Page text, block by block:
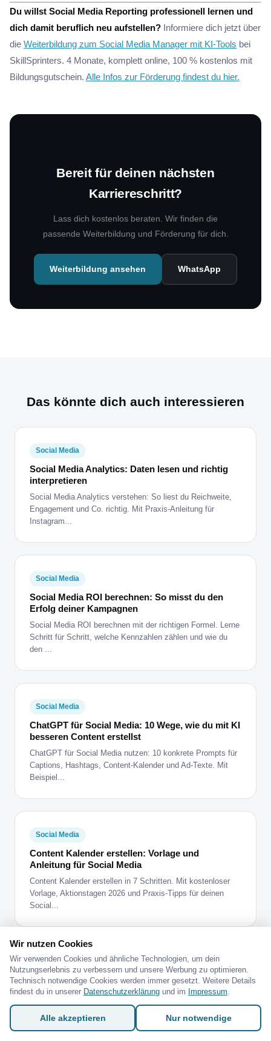
Du willst Social Media Reporting professionell lernen und
dich damit beruflich neu aufstellen? Informiere dich jetzt über
die Weiterbildung zum Social Media Manager mit KI-Tools bei
SkillSprinters. 4 Monate, komplett online, 100 % kostenlos mit
Bildungsgutschein. Alle Infos zur Förderung findest du hier.
Bereit für deinen nächsten
Karriereschritt?
Lass dich kostenlos beraten. Wir finden die
passende Weiterbildung und Förderung für dich.
Weiterbildung ansehen WhatsApp
Das könnte dich auch interessieren
Social Media
Social Media Analytics: Daten lesen und richtig
interpretieren
Social Media Analytics verstehen: So liest du Reichweite,
Engagement und Co. richtig. Mit Praxis-Anleitung für
Instagram...
Social Media
Social Media ROI berechnen: So misst du den
Erfolg deiner Kampagnen
Social Media ROI berechnen mit der richtigen Formel. Lerne
Schritt für Schritt, welche Kennzahlen zählen und wie du
den ...
Social Media
ChatGPT für Social Media: 10 Wege, wie du mit KI
besseren Content erstellst
ChatGPT für Social Media nutzen: 10 konkrete Prompts für
Captions, Hashtags, Content-Kalender und Ad-Texte. Mit
Beispiel...
Social Media
Content Kalender erstellen: Vorlage und
Anleitung für Social Media
Content Kalender erstellen in 7 Schritten. Mit kostenloser
Vorlage, Aktionstagen 2026 und Praxis-Tipps für deinen
Social...
Social Media
Canva für Social Media: Der komplette Guide für
Anfänger
Canva Social Media Tutorial: Lerne Schritt für Schritt, wie
du professionelle Grafiken für Instagram, Facebook & Co.
ers...
Wir nutzen Cookies
Wir verwenden Cookies und ähnliche Technologien, um dein
Nutzungserlebnis zu verbessern und unsere Werbung zu optimieren.
Technisch notwendige Cookies werden immer gesetzt. Weitere Details
findest du in unserer Datenschutzerklärung und im Impressum.
Alle akzeptieren Nur notwendige